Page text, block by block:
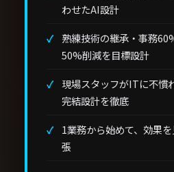
わせたAI設計
熟練技術の継承・事務
50%削減を目標設計
現場スタッフがITに不慣
完結設計を徹底
1業務から始めて、効果
張